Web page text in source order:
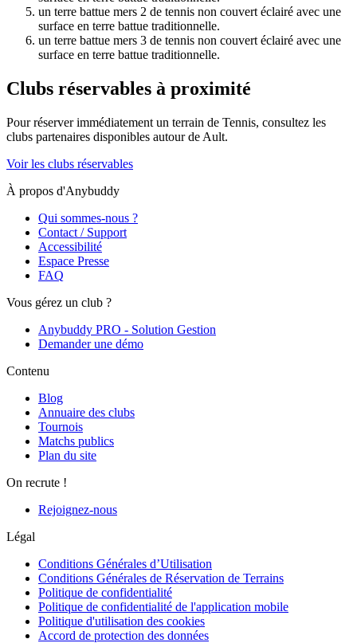
un terre battue mers 2 de tennis non couvert éclairé avec une
surface en terre battue traditionnelle.
un terre battue mers 3 de tennis non couvert éclairé avec une
surface en terre battue traditionnelle.
Clubs réservables à proximité
Pour réserver immédiatement un terrain de Tennis, consultez les
clubs partenaires disponibles autour de Ault.
Voir les clubs réservables
À propos d'Anybuddy
Qui sommes-nous ?
Contact / Support
Accessibilité
Espace Presse
FAQ
Vous gérez un club ?
Anybuddy PRO - Solution Gestion
Demander une démo
Contenu
Blog
Annuaire des clubs
Tournois
Matchs publics
Plan du site
On recrute !
Rejoignez-nous
Légal
Conditions Générales d’Utilisation
Conditions Générales de Réservation de Terrains
Politique de confidentialité
Politique de confidentialité de l'application mobile
Politique d'utilisation des cookies
Accord de protection des données